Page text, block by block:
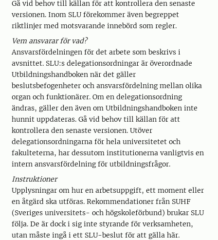
Gå vid behov till källan för att kontrollera den senaste
versionen. Inom SLU förekommer även begreppet
riktlinjer med motsvarande innebörd som regler.
Vem ansvarar för vad?
Ansvarsfördelningen för det arbete som beskrivs i
avsnittet. SLU:s delegationsordningar är överordnade
Utbildningshandboken när det gäller
beslutsbefogenheter och ansvarsfördelning mellan olika
organ och funktionärer. Om en delegationsordning
ändras, gäller den även om Utbildningshandboken inte
hunnit uppdateras. Gå vid behov till källan för att
kontrollera den senaste versionen. Utöver
delegationsordningarna för hela universitetet och
fakulteterna, har dessutom institutionerna vanligtvis en
intern ansvarsfördelning för utbildningsfrågor.
Instruktioner
Upplysningar om hur en arbetsuppgift, ett moment eller
en åtgärd ska utföras. Rekommendationer från SUHF
(Sveriges universitets- och högskoleförbund) brukar SLU
följa. De är dock i sig inte styrande för verksamheten,
utan måste ingå i ett SLU-beslut för att gälla här.